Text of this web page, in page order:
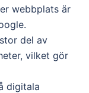
webbplats är
del av
vilket gör
digitala